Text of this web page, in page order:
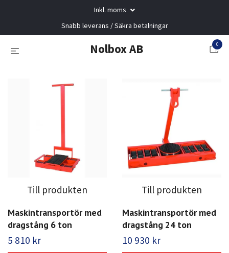
Inkl. moms
Snabb leverans / Säkra betalningar
Nolbox AB 0
Till produkten
Maskintransportör med
dragstång 6 ton
5 810 kr
Till produkten
Maskintransportör med
dragstång 24 ton
10 930 kr